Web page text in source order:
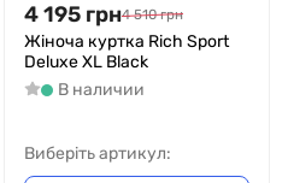
4 195 грн4 510 грн
Жіноча куртка Rich Sport
Deluxe XL Black
В наличии
Виберіть артикул: